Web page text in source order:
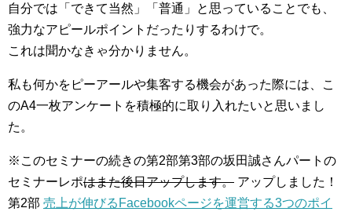
自分では「できて当然」「普通」と思っていることでも、
強力なアピールポイントだったりするわけで。
これは聞かなきゃ分かりません。
私も何かをピーアールや集客する機会があった際には、こ
のA4一枚アンケートを積極的に取り入れたいと思いまし
た。
※このセミナーの続きの第2部第3部の坂田誠さんパートの
セミナーレポはまた後日アップします。 アップしました！
第2部 売上が伸びるFacebookページを運営する3つのポイ